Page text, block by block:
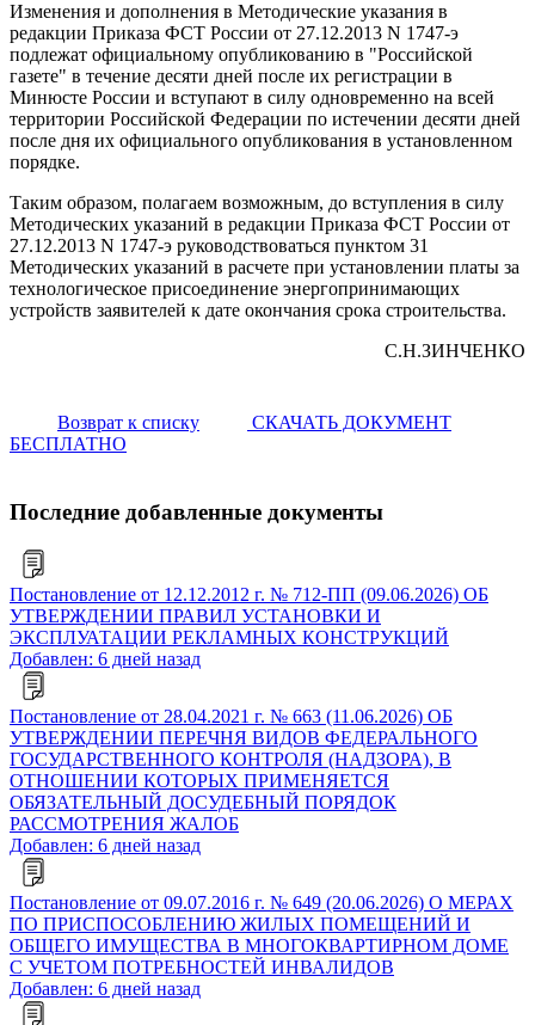
Изменения и дополнения в Методические указания в
редакции Приказа ФСТ России от 27.12.2013 N 1747-э
подлежат официальному опубликованию в "Российской
газете" в течение десяти дней после их регистрации в
Минюсте России и вступают в силу одновременно на всей
территории Российской Федерации по истечении десяти дней
после дня их официального опубликования в установленном
порядке.
Таким образом, полагаем возможным, до вступления в силу
Методических указаний в редакции Приказа ФСТ России от
27.12.2013 N 1747-э руководствоваться пунктом 31
Методических указаний в расчете при установлении платы за
технологическое присоединение энергопринимающих
устройств заявителей к дате окончания срока строительства.
С.Н.ЗИНЧЕНКО
Возврат к списку
СКАЧАТЬ ДОКУМЕНТ
БЕСПЛАТНО
Последние добавленные документы
Постановление от 12.12.2012 г. № 712-ПП (09.06.2026) ОБ
УТВЕРЖДЕНИИ ПРАВИЛ УСТАНОВКИ И
ЭКСПЛУАТАЦИИ РЕКЛАМНЫХ КОНСТРУКЦИЙ
Добавлен: 6 дней назад
Постановление от 28.04.2021 г. № 663 (11.06.2026) ОБ
УТВЕРЖДЕНИИ ПЕРЕЧНЯ ВИДОВ ФЕДЕРАЛЬНОГО
ГОСУДАРСТВЕННОГО КОНТРОЛЯ (НАДЗОРА), В
ОТНОШЕНИИ КОТОРЫХ ПРИМЕНЯЕТСЯ
ОБЯЗАТЕЛЬНЫЙ ДОСУДЕБНЫЙ ПОРЯДОК
РАССМОТРЕНИЯ ЖАЛОБ
Добавлен: 6 дней назад
Постановление от 09.07.2016 г. № 649 (20.06.2026) О МЕРАХ
ПО ПРИСПОСОБЛЕНИЮ ЖИЛЫХ ПОМЕЩЕНИЙ И
ОБЩЕГО ИМУЩЕСТВА В МНОГОКВАРТИРНОМ ДОМЕ
С УЧЕТОМ ПОТРЕБНОСТЕЙ ИНВАЛИДОВ
Добавлен: 6 дней назад